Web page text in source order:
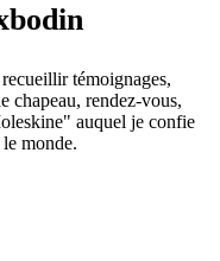
témoignages,
chapeau, rendez-vous,
auquel je confie
monde.